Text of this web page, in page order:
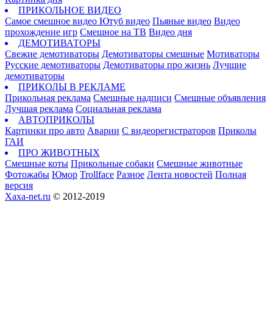
ПРИКОЛЬНОЕ ВИДЕО
Самое смешное видео Ютуб видео Пьяные видео Видео
прохождение игр Смешное на ТВ Видео дня
ДЕМОТИВАТОРЫ
Свежие демотиваторы Демотиваторы смешные Мотиваторы
Русские демотиваторы Демотиваторы про жизнь Лучшие
демотиваторы
ПРИКОЛЫ В РЕКЛАМЕ
Прикольная реклама Смешные надписи Смешные объявления
Лучшая реклама Социальная реклама
АВТОПРИКОЛЫ
Картинки про авто Аварии С видеорегистраторов Приколы
ГАИ
ПРО ЖИВОТНЫХ
Смешные коты Прикольные собаки Смешные животные
Фотожабы Юмор Trollface Разное Лента новостей Полная
версия
Xaxa-net.ru © 2012-2019